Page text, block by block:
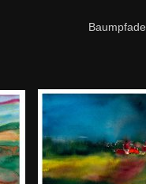
Baumpfade